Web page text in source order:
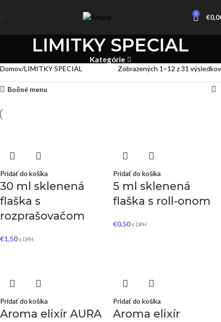
0 €
LIMITKY SPECIAL
Kategórie
Domov LIMITKY SPECIAL Zobrazených 1–12 z 31 výsledkov
Bočné menu
Pridať do košíka
30 ml sklenená
flaška s
rozprašovačom
€1,50 s DPH
Pridať do košíka
5 ml sklenená
flaška s roll-onom
€0,50 s DPH
Pridať do košíka
Aroma elixír AURA
Pridať do košíka
Aroma elixír